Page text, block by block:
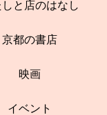
しと店のはなし
京都の書店
映画
イベント